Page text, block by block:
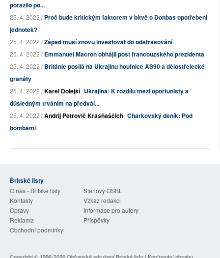
porazilo po...
25. 4. 2022 /Proč bude kritickým faktorem v bitvě o Donbas opotřebení
jednotek?
25. 4. 2022 /Západ musí znovu investovat do odstrašování
25. 4. 2022 /Emmanuel Macron obhájil post francouzského prezidenta
25. 4. 2022 /Británie posílá na Ukrajinu houfnice AS90 a dělostřelecké
granáty
25. 4. 2022 /Karel Dolejší Ukrajina: K rozdílu mezi oportunisty a
důsledným trváním na předvál...
25. 4. 2022 /Andrij Petrovič Krasňaščich Charkovský deník: Pod
bombami
Britské listy
O nás - Britské listy
Stanovy OSBL
Kontakty
Vzkaz redakci
Opravy
Informace pro autory
Reklama
Příspěvky
Obchodní podmínky